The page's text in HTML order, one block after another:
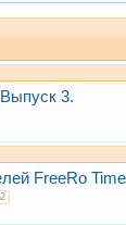
3.
FreeRo